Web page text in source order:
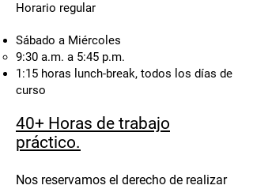
Horario regular
Sábado a Miércoles
9:30 a.m. a 5:45 p.m.
1:15 horas lunch-break, todos los días de
curso
40+ Horas de trabajo
práctico.
Nos reservamos el derecho de realizar